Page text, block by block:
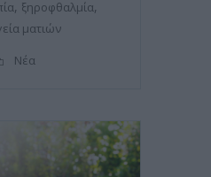
, ξηροφθαλμία,
ματιών
Νέα